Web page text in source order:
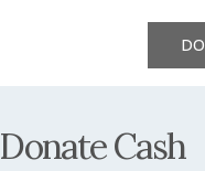
Donate Cash